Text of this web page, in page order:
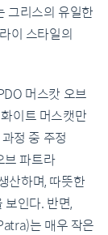
그리스의 유일한
이 스타일의
머스캇 오브
이트 머스캣만
정 중 주정
브 파트라
산하며, 따뜻한
보인다. 반면,
는 매우 작은